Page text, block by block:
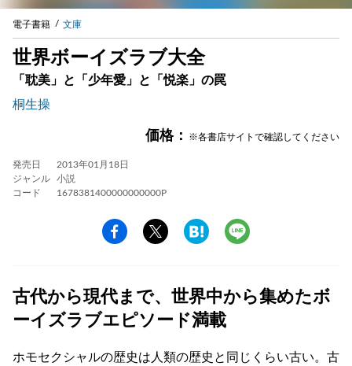
電子書籍 文庫
世界ボーイズラブ大全
「耽美」と「少年愛」と「悦楽」の罠
桐生操
価格： ※各書店サイトで確認してください
発売日
2013年01月18日
ジャンル
小説
コード
1678381400000000000P
古代から現代まで、世界中から集めたボ
ーイズラブエピソード満載
ホモセクシャルの歴史は人類の歴史と同じくらい古い。古